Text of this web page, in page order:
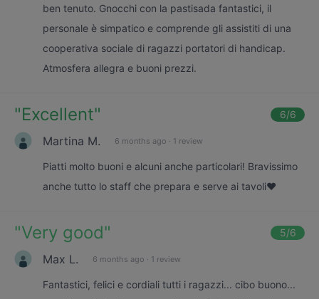
ben tenuto. Gnocchi con la pastisada fantastici, il
personale è simpatico e comprende gli assistiti di una
cooperativa sociale di ragazzi portatori di handicap.
Atmosfera allegra e buoni prezzi.
"Excellent" 6/6
Martina M. 6 months ago · 1 review
Piatti molto buoni e alcuni anche particolari! Bravissimo
anche tutto lo staff che prepara e serve ai tavoli❤️
"Very good" 5/6
Max L. 6 months ago · 1 review
Fantastici, felici e cordiali tutti i ragazzi... cibo buono...